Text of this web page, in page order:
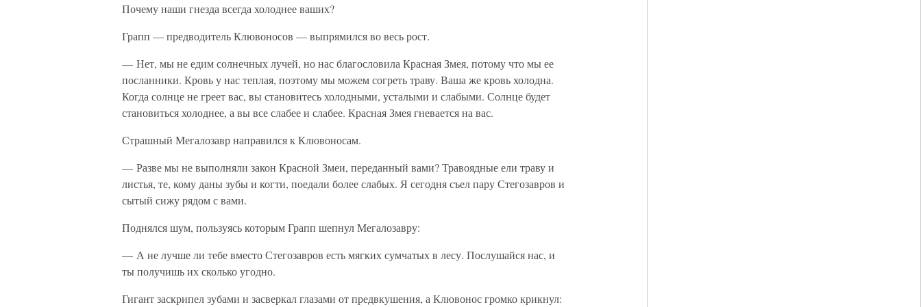
Почему наши гнезда всегда холоднее ваших?
Грапп — предводитель Клювоносов — выпрямился во весь рост.
— Нет, мы не едим солнечных лучей, но нас благословила Красная Змея, потому что мы ее
посланники. Кровь у нас теплая, поэтому мы можем согреть траву. Ваша же кровь холодна.
Когда солнце не греет вас, вы становитесь холодными, усталыми и слабыми. Солнце будет
становиться холоднее, а вы все слабее и слабее. Красная Змея гневается на вас.
Страшный Мегалозавр направился к Клювоносам.
— Разве мы не выполняли закон Красной Змеи, переданный вами? Травоядные ели траву и
листья, те, кому даны зубы и когти, поедали более слабых. Я сегодня съел пару Стегозавров и
сытый сижу рядом с вами.
Поднялся шум, пользуясь которым Грапп шепнул Мегалозавру:
— А не лучше ли тебе вместо Стегозавров есть мягких сумчатых в лесу. Послушайся нас, и
ты получишь их сколько угодно.
Гигант заскрипел зубами и засверкал глазами от предвкушения, а Клювонос громко крикнул: